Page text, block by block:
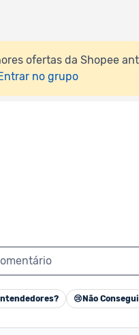
ofertas da Shopee
no grupo
😢 Não Consegui